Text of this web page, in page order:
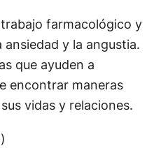
farmacológico y
y la angustia.
que ayuden a
encontrar maneras
vidas y relaciones.